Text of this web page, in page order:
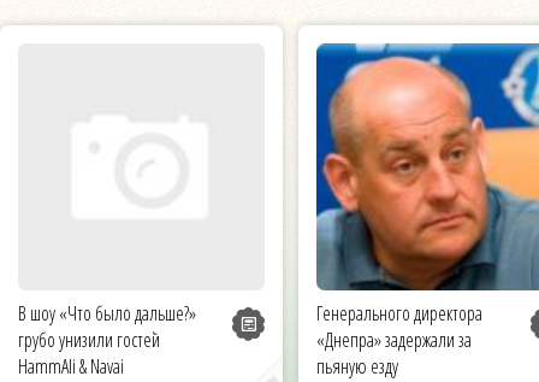
В шоу «Что было дальше?»
грубо унизили гостей
HammAli & Navai
Генерального директора
«Днепра» задержали за
пьяную езду